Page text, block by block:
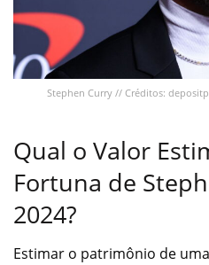
Stephen Curry // Créditos:
Qual o Valor
Fortuna de
2024?
Estimar o patrimônio de